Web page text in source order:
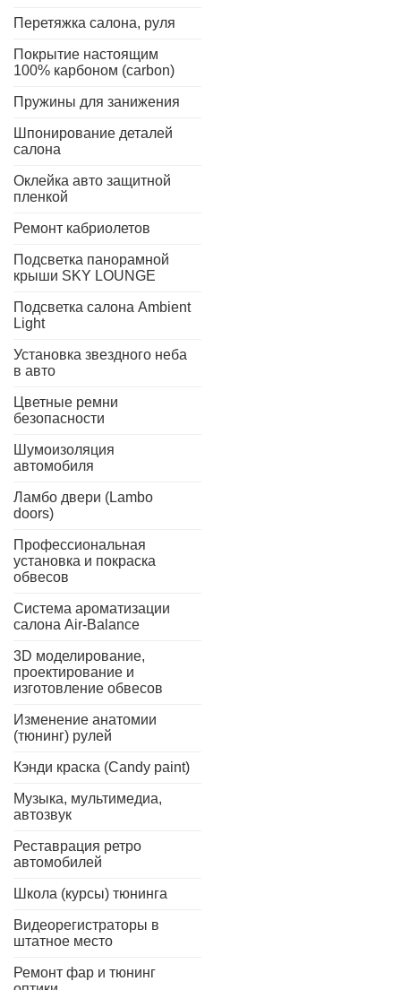
Перетяжка салона, руля
Покрытие настоящим
100% карбоном (carbon)
Пружины для занижения
Шпонирование деталей
салона
Оклейка авто защитной
пленкой
Ремонт кабриолетов
Подсветка панорамной
крыши SKY LOUNGE
Подсветка салона Ambient
Light
Установка звездного неба
в авто
Цветные ремни
безопасности
Шумоизоляция
автомобиля
Ламбо двери (Lambo
doors)
Профессиональная
установка и покраска
обвесов
Система ароматизации
салона Air-Balance
3D моделирование,
проектирование и
изготовление обвесов
Изменение анатомии
(тюнинг) рулей
Кэнди краска (Candy paint)
Музыка, мультимедиа,
автозвук
Реставрация ретро
автомобилей
Школа (курсы) тюнинга
Видеорегистраторы в
штатное место
Ремонт фар и тюнинг